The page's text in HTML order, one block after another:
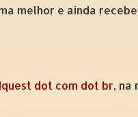
melhor e ainda
dot com dot br, na